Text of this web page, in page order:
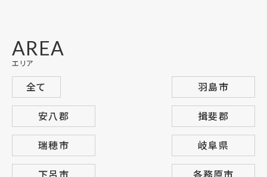
AREA
エリア
全て 羽島市
安八郡 揖斐郡
瑞穂市 岐阜県
下呂市 各務原市